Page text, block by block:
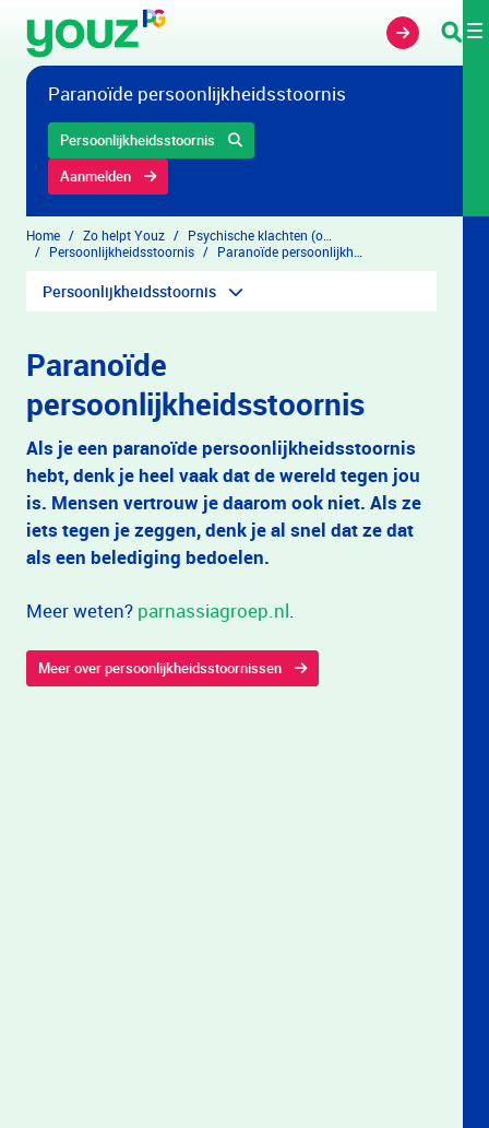
Overslaan en naar hoofdinhoud gaan
Paranoïde persoonlijkheidsstoornis
Persoonlijkheidsstoornis
Aanmelden
Home Zo helpt Youz
Persoonlijkheidsstoornis
Persoonlijkheidsstoornis
Paranoïde
persoonlijkheidsstoornis
Als je een paranoïde persoonlijkheidsstoornis
hebt, denk je heel vaak dat de wereld tegen jou
is. Mensen vertrouw je daarom ook niet. Als ze
iets tegen je zeggen, denk je al snel dat ze dat
als een belediging bedoelen.
Meer weten? parnassiagroep.nl.
Meer over persoonlijkheidsstoornissen